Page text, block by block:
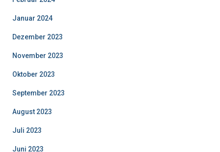
Januar 2024
Dezember 2023
November 2023
Oktober 2023
September 2023
August 2023
Juli 2023
Juni 2023